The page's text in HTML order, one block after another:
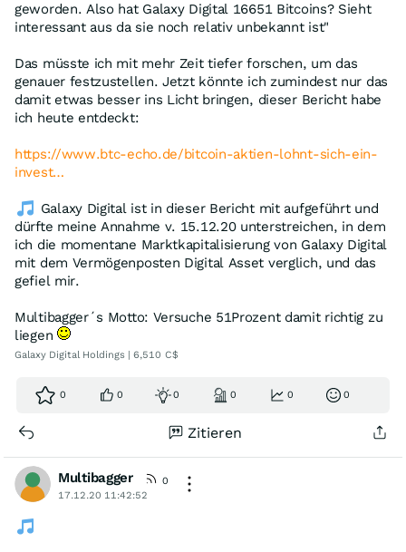
geworden. Also hat Galaxy Digital 16651 Bitcoins? Sieht
interessant aus da sie noch relativ unbekannt ist"
Das müsste ich mit mehr Zeit tiefer forschen, um das
genauer festzustellen. Jetzt könnte ich zumindest nur das
damit etwas besser ins Licht bringen, dieser Bericht habe
ich heute entdeckt:
https://www.btc-echo.de/bitcoin-aktien-lohnt-sich-ein-
invest…
Galaxy Digital ist in dieser Bericht mit aufgeführt und
dürfte meine Annahme v. 15.12.20 unterstreichen, in dem
ich die momentane Marktkapitalisierung von Galaxy Digital
mit dem Vermögenposten Digital Asset verglich, und das
gefiel mir.
Multibagger´s Motto: Versuche 51Prozent damit richtig zu
liegen
Galaxy Digital Holdings | 6,510 C$
0 0 0 0 0 0
Zitieren
Multibagger
0
17.12.20 11:42:52